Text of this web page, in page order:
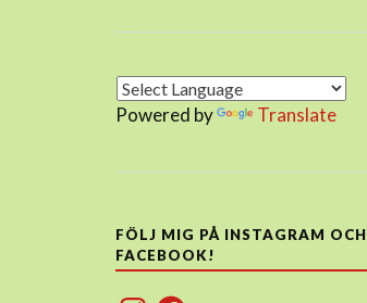
Powered by Translate
FÖLJ MIG PÅ INSTAGRAM OCH
FACEBOOK!